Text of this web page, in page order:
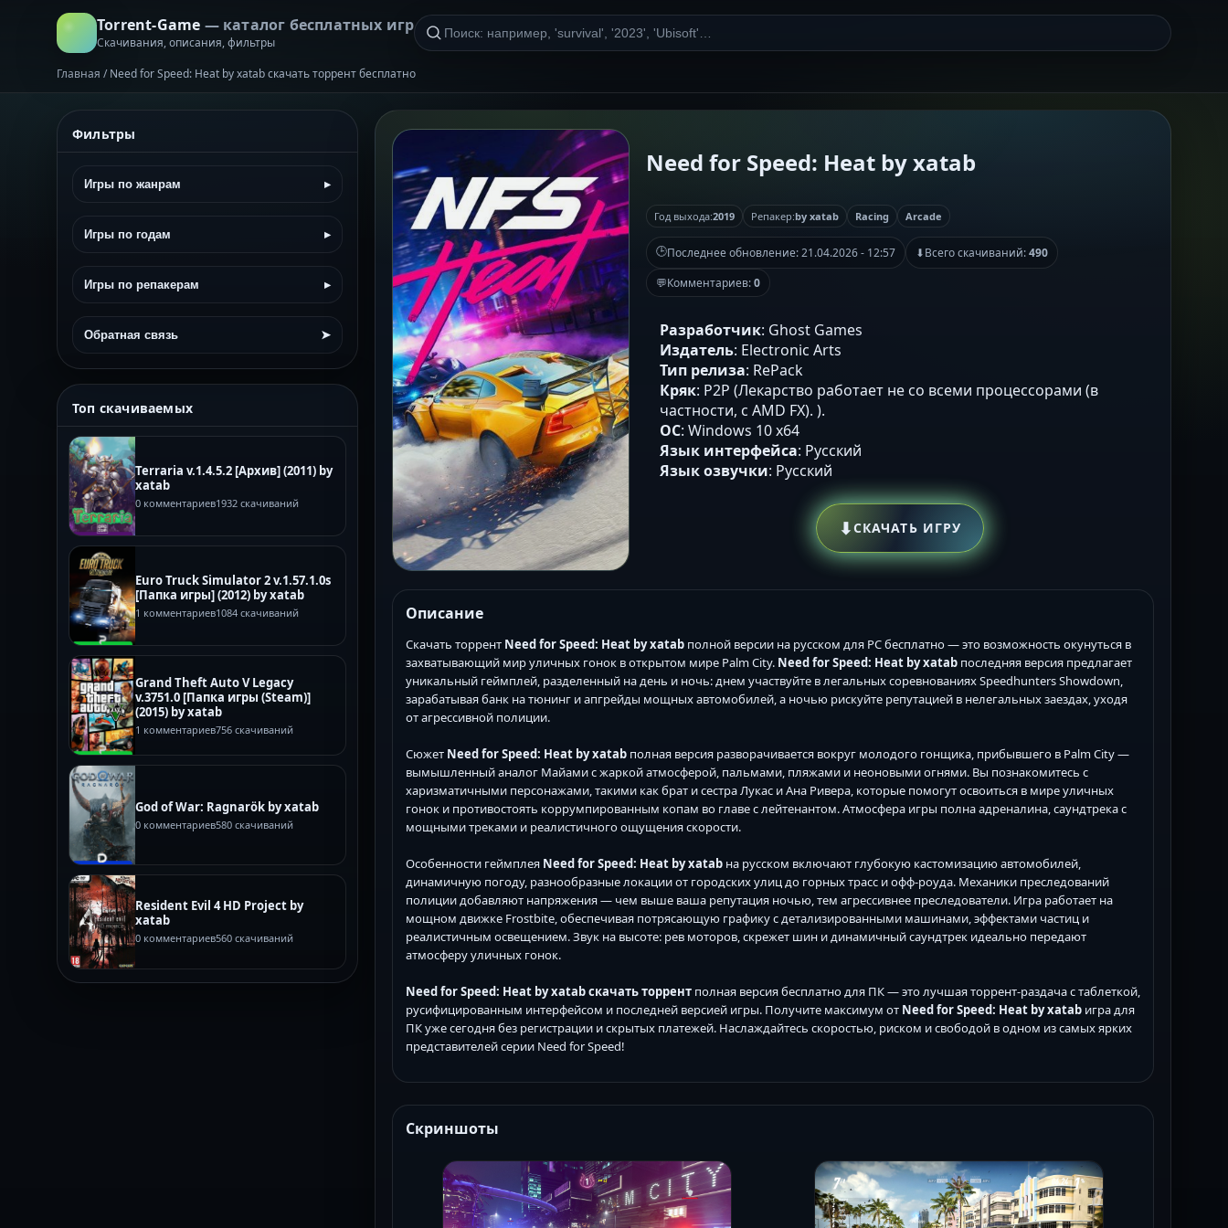
Torrent-Game — каталог бесплатных игр
Скачивания, описания, фильтры
Главная / Need for Speed: Heat by xatab скачать торрент бесплатно
Фильтры
Игры по жанрам ▸
Игры по годам ▸
Игры по репакерам ▸
Обратная связь ➤
Топ скачиваемых
Terraria v.1.4.5.2 [Архив] (2011) by
xatab
0 комментариев1932 скачиваний
Euro Truck Simulator 2 v.1.57.1.0s
[Папка игры] (2012) by xatab
1 комментариев1084 скачиваний
Grand Theft Auto V Legacy
v.3751.0 [Папка игры (Steam)]
(2015) by xatab
1 комментариев756 скачиваний
God of War: Ragnarök by xatab
0 комментариев580 скачиваний
Resident Evil 4 HD Project by
xatab
0 комментариев560 скачиваний
Need for Speed: Heat by xatab
Год выхода:2019 Репакер:by xatab Racing Arcade
🕒Последнее обновление:21.04.2026 - 12:57 ⬇Всего скачиваний:490
💬Комментариев:0
Разработчик: Ghost Games
Издатель: Electronic Arts
Тип релиза: RePack
Кряк: P2P (Лекарство работает не со всеми процессорами (в
частности, с AMD FX). ).
ОС: Windows 10 x64
Язык интерфейса: Русский
Язык озвучки: Русский
⬇СКАЧАТЬ ИГРУ
Описание
Скачать торрент Need for Speed: Heat by xatab полной версии на русском для PC бесплатно — это возможность окунуться в
захватывающий мир уличных гонок в открытом мире Palm City. Need for Speed: Heat by xatab последняя версия предлагает
уникальный геймплей, разделенный на день и ночь: днем участвуйте в легальных соревнованиях Speedhunters Showdown,
зарабатывая банк на тюнинг и апгрейды мощных автомобилей, а ночью рискуйте репутацией в нелегальных заездах, уходя
от агрессивной полиции.
Сюжет Need for Speed: Heat by xatab полная версия разворачивается вокруг молодого гонщика, прибывшего в Palm City —
вымышленный аналог Майами с жаркой атмосферой, пальмами, пляжами и неоновыми огнями. Вы познакомитесь с
харизматичными персонажами, такими как брат и сестра Лукас и Ана Ривера, которые помогут освоиться в мире уличных
гонок и противостоять коррумпированным копам во главе с лейтенантом. Атмосфера игры полна адреналина, саундтрека с
мощными треками и реалистичного ощущения скорости.
Особенности геймплея Need for Speed: Heat by xatab на русском включают глубокую кастомизацию автомобилей,
динамичную погоду, разнообразные локации от городских улиц до горных трасс и офф-роуда. Механики преследований
полиции добавляют напряжения — чем выше ваша репутация ночью, тем агрессивнее преследователи. Игра работает на
мощном движке Frostbite, обеспечивая потрясающую графику с детализированными машинами, эффектами частиц и
реалистичным освещением. Звук на высоте: рев моторов, скрежет шин и динамичный саундтрек идеально передают
атмосферу уличных гонок.
Need for Speed: Heat by xatab скачать торрент полная версия бесплатно для ПК — это лучшая торрент-раздача с таблеткой,
русифицированным интерфейсом и последней версией игры. Получите максимум от Need for Speed: Heat by xatab игра для
ПК уже сегодня без регистрации и скрытых платежей. Наслаждайтесь скоростью, риском и свободой в одном из самых ярких
представителей серии Need for Speed!
Скриншоты